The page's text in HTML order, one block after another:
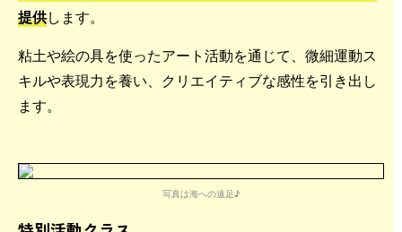
提供します。
粘土や絵の具を使ったアート活動を通じて、微細運動ス
キルや表現力を養い、クリエイティブな感性を引き出し
ます。
写真は海への遠足♪